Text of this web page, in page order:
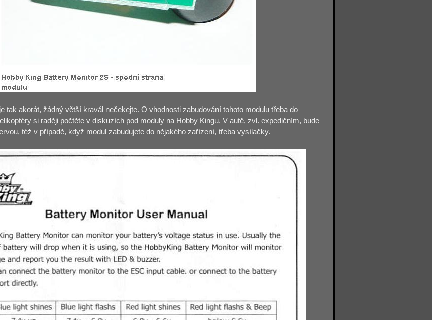
tak akorát, žádný větší kravál nečekejte. O vhodnosti zabudování tohoto modulu třeba do
si raději počtěte v diskuzích pod moduly na Hobby Kingu. V autě, zvl. expedičním, bude
též v případě, když modul zabudujete do nějakého zařízení, třeba vysílačky.